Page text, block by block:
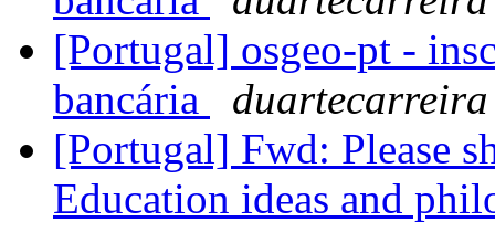
[Portugal] osgeo-pt -
bancária
duartecarreira
[Portugal] Fwd: Please
Education ideas and